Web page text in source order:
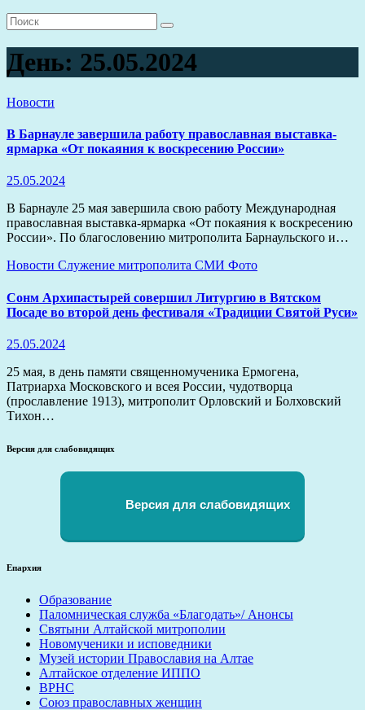
День: 25.05.2024
Новости
В Барнауле завершила работу православная выставка-
ярмарка «От покаяния к воскресению России»
25.05.2024
В Барнауле 25 мая завершила свою работу Международная
православная выставка-ярмарка «От покаяния к воскресению
России». По благословению митрополита Барнаульского и…
Новости Служение митрополита СМИ Фото
Сонм Архипастырей совершил Литургию в Вятском
Посаде во второй день фестиваля «Традиции Святой Руси»
25.05.2024
25 мая, в день памяти священномученика Ермогена,
Патриарха Московского и всея России, чудотворца
(прославление 1913), митрополит Орловский и Болховский
Тихон…
Версия для слабовидящих
Версия для слабовидящих
Епархия
Образование
Паломническая служба «Благодать»/ Анонсы
Святыни Алтайской митрополии
Новомученики и исповедники
Музей истории Православия на Алтае
Алтайское отделение ИППО
ВРНС
Союз православных женщин